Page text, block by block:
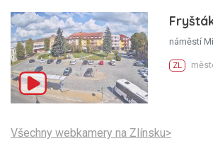
náměstí
ZL
Všechny webkamery na Zlínsku>